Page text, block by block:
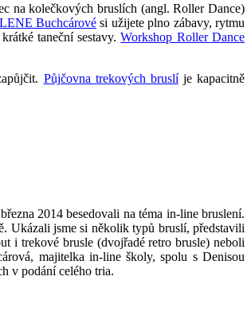
na kolečkových bruslích (angl. Roller Dance)
Buchcárové si užijete plno zábavy, rytmu
taneční sestavy.Workshop Roller Dance
Půjčovna trekových bruslíje kapacitně
2014 besedovali na téma in-line bruslení.
Ukázali jsme si několik typů bruslí, představili
i trekové brusle (dvojřadé retro brusle) neboli
majitelka in-line školy, spolu s Denisou
v podání celého tria.